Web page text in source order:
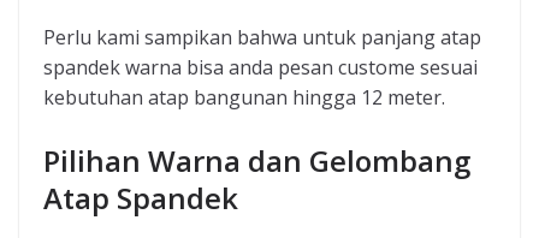
Perlu kami sampikan bahwa untuk panjang atap
spandek warna bisa anda pesan custome sesuai
kebutuhan atap bangunan hingga 12 meter.
Pilihan Warna dan Gelombang
Atap Spandek